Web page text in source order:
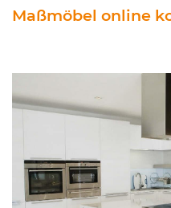
Maßmöbel online